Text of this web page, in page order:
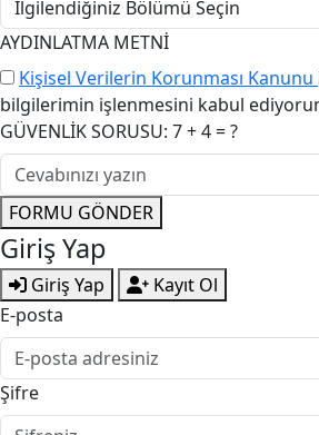
AYDINLATMA METNİ
Kişisel Verilerin Korunması Kanunu
bilgilerimin işlenmesini kabul
GÜVENLİK SORUSU: 7 + 4 = ?
FORMU GÖNDER
Giriş Yap
Giriş Yap
Kayıt Ol
E-posta
Şifre